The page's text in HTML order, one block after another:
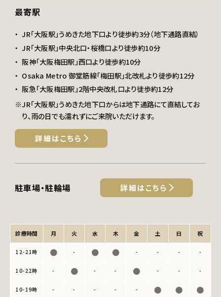
最寄駅
JR「大阪駅」うめきた地下口より徒歩約3分（地下通路直結）
JR「大阪駅」中央北口・桜橋口より徒歩約10分
阪神「大阪梅田駅」西口より徒歩約10分
Osaka Metro 御堂筋線「梅田駅」北改札より徒歩約12分
阪急「大阪梅田駅」2階中央改札口より徒歩約12分
※JR「大阪駅」うめきた地下口からは地下通路にて直結してお
り、雨の日でも濡れずにご来院いただけます。
詳細はこちら
駐車場・駐輪場 詳細はこちら
診療時間 月 火 水 木 金 土 日 祝
12-21時 ● - ● ● - - - -
10-22時 - ● - - ● - - -
10-19時 - - - - - ● ● ●